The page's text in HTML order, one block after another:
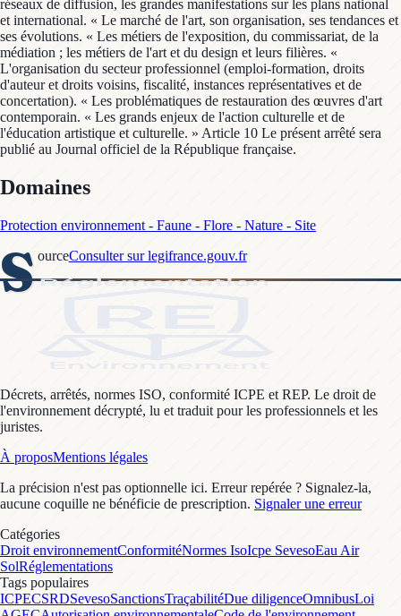
réseaux de diffusion, les grandes manifestations sur les plans national
et international. « Le marché de l'art, son organisation, ses tendances et
ses évolutions. « Les métiers de l'exposition, du commissariat, de la
médiation ; les métiers de l'art et du design et leurs filières. «
L'organisation du secteur professionnel (emploi-formation, droits
d'auteur et droits voisins, fiscalité, instances représentatives et de
concertation). « Les problématiques de restauration des œuvres d'art
contemporain. « Les grands enjeux de l'action culturelle et de
l'éducation artistique et culturelle. » Article 10 Le présent arrêté sera
publié au Journal officiel de la République française.
Domaines
Protection environnement - Faune - Flore - Nature - Site
S ourceConsulter sur legifrance.gouv.fr
Décrets, arrêtés, normes ISO, conformité ICPE et REP. Le droit de
l'environnement décrypté, lu et traduit pour les professionnels et les
juristes.
À proposMentions légales
La précision n'est pas optionnelle ici. Erreur repérée ? Signalez-la,
aucune coquille ne bénéficie de prescription. Signaler une erreur
Catégories
Droit environnementConformitéNormes IsoIcpe SevesoEau Air
SolRéglementations
Tags populaires
ICPECSRDSevesoSanctionsTraçabilitéDue diligenceOmnibusLoi